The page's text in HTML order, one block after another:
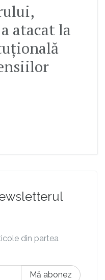
atacat la
din partea
Mă abonez